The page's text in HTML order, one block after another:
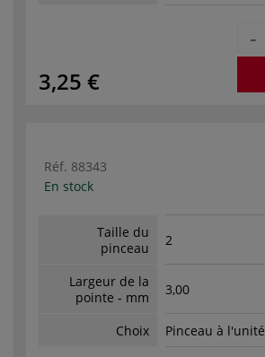
3,25 €
-
Réf. 88343
En stock
Taille du
pinceau
2
Largeur de la
pointe - mm
3,00
Choix Pinceau à l'unité